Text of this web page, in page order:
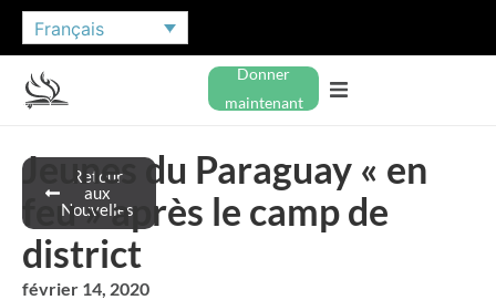
Français
Donner
maintenant
Retour
aux
Nouvelles
Jeunes du Paraguay « en
feu » après le camp de
district
février 14, 2020